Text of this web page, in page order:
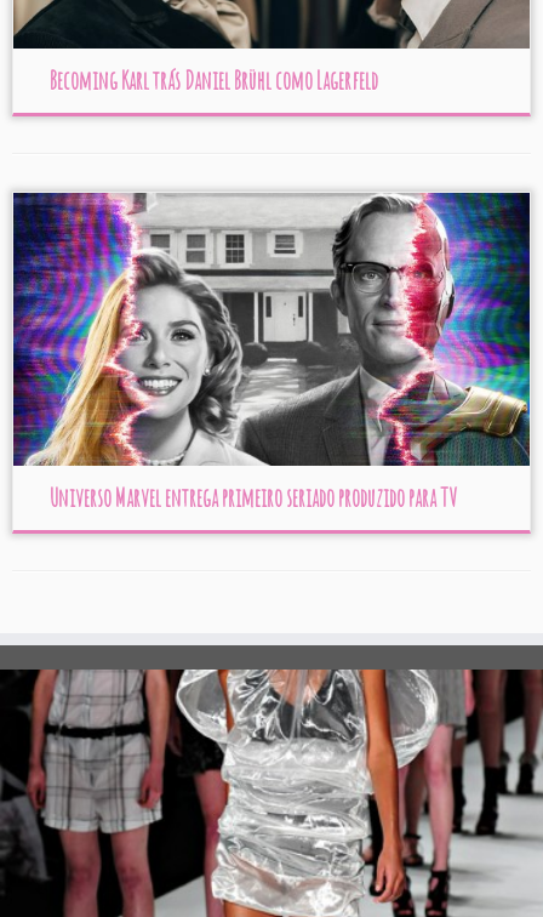
Becoming Karl trás Daniel Brühl como Lagerfeld
Universo Marvel entrega primeiro seriado produzido para TV